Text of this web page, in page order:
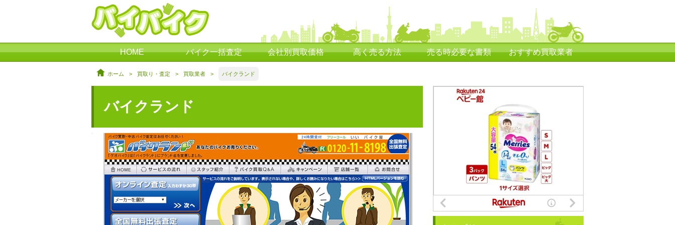
HOME バイク一括査定 会社別買取価格 高く売る方法 売る時必要な書類 おすすめ買取業者
ホーム > 買取り・査定 > 買取業者 > バイクランド
バイクランド